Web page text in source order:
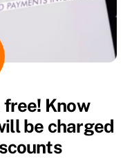
Know
be charged